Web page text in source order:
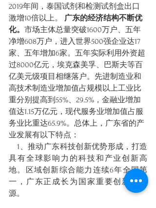
2019年间，泰国试剂和检测试剂盒出口
激增10倍以上。
广东的经济结构不断优
化。 市场主体总量突破1600万户、五年
净增608万户，进入世界500强企业达17
家、五年增加6家。五年实际利用外资超
过8000亿元，埃克森美孚、巴斯夫等百
亿美元级项目相继落户。先进制造业和
高技术制造业增加值占规模以上工业比
重分别提高到55%、29.5%，金融业增加
值达1.15万亿元，现代服务业增加值占服
务业比重达65.9%。总体上，广东省的产
业发展有以下特点：
    1、推动广东科技创新优势形成，打造
具有全球影响力的科技和产业创新高
地。区域创新综合能力连续6年全国第
一，广东正成长为国家重要创新动力
源。